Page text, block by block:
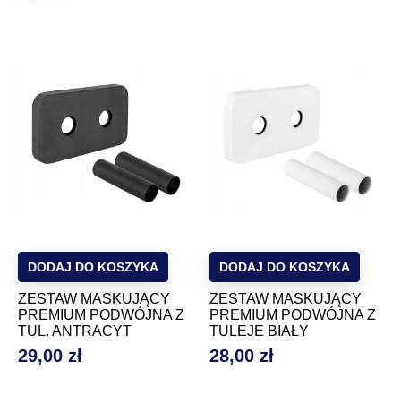
ZESTAW MASKUJĄCY
PREMIUM PODWÓJNA Z
TUL. ANTRACYT
Cena
29,00 zł
DODAJ DO KOSZYKA
ZESTAW MASKUJĄCY
PREMIUM PODWÓJNA Z
TULEJE BIAŁY
Cena
28,00 zł
DODAJ DO KOSZYKA